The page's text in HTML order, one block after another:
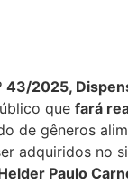
43/2025,
que fará
de gêneros
adquiridos no
Paulo